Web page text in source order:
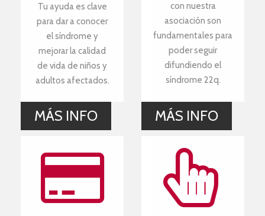
Tu ayuda es clave
para dar a conocer
el síndrome y
mejorar la calidad
de vida de niños y
adultos afectados.
MÁS INFO
con nuestra
asociación son
fundamentales para
poder seguir
difundiendo el
síndrome 22q.
MÁS INFO